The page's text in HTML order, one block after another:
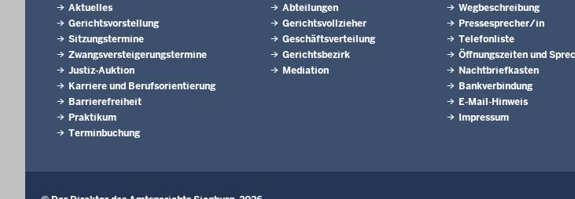
Aktuelles
Gerichtsvorstellung
Sitzungstermine
Zwangsversteigerungs­termine
Justiz-Auktion
Karriere und Berufsorientierung
Barrierefreiheit
Praktikum
Terminbuchung
Abteilungen
Gerichtsvollzieher
Geschäftsverteilung
Gerichtsbezirk
Mediation
Wegbeschreibung
Pressesprecher/in
Telefonliste
Öffnungszeiten und
Nachtbriefkasten
Bankverbindung
E-Mail-Hinweis
Impressum